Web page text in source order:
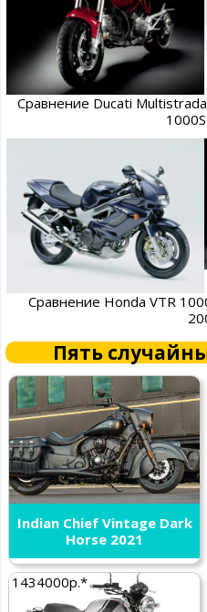
Сравнение Ducati
Сравнение Honda VTR
Пять
Indian Chief Vintage Dark
Horse 2021
1434000р.*